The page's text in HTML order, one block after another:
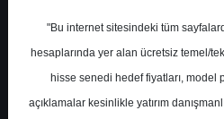
ISCTR- TÜRKİYE
"Bu internet sitesindeki tüm
hesaplarında yer alan ücretsiz temel/
hisse senedi hedef fiyatları, model
açıklamalar kesinlikle yatırım